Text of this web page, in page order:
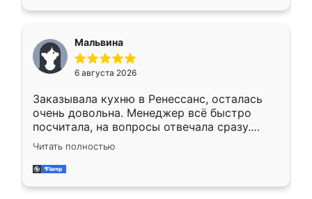
Мальвина
6 августа 2026
Заказывала кухню в Ренессанс, осталась
очень довольна. Менеджер всё быстро
посчитала, на вопросы отвечала сразу.
Замерщик приехал в субботу, подошёл к
делу со всей ответственностью. Собрали
за день, ребята работали аккуратно, даже
Читать полностью